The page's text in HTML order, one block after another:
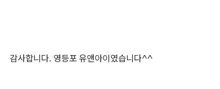
감사합니다. 영등포 유앤아이였습니다^^